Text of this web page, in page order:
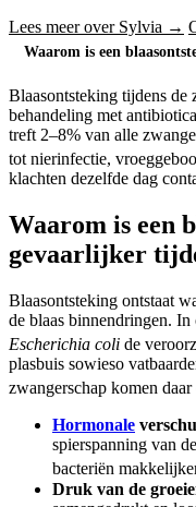
Lees meer over Sylvia →
Waarom is een
Blaasontsteking tijdens de
behandeling met
treft 2–8% van alle
tot nierinfectie,
klachten dezelfde dag
Waarom is een
gevaarlijker
Blaasontsteking ontstaat
de blaas binnendringen.
Escherichia coli de
plasbuis sowieso
zwangerschap komen
Hormonale
spierspanning van
bacteriën
Druk van de